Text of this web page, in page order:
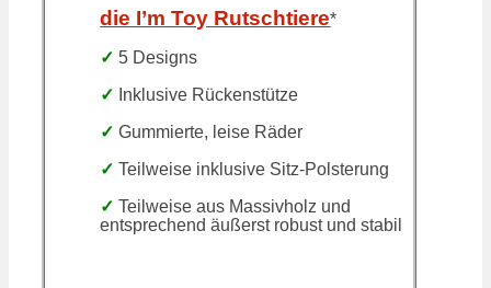
die I’m Toy Rutschtiere*
✓ 5 Designs
✓ Inklusive Rückenstütze
✓ Gummierte, leise Räder
✓ Teilweise inklusive Sitz-Polsterung
✓ Teilweise aus Massivholz und
entsprechend äußerst robust und stabil